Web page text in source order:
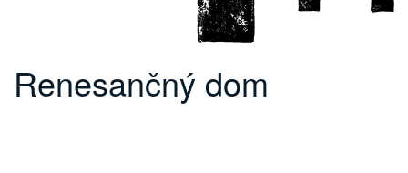
Renesančný dom